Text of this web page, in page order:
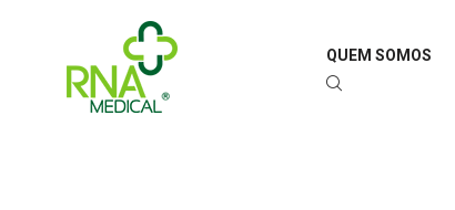
QUEM SOMOS